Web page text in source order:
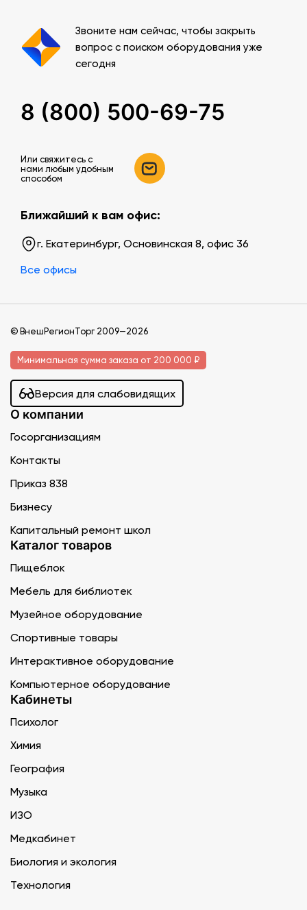
Звоните нам сейчас, чтобы закрыть
вопрос с поиском оборудования уже
сегодня
8 (800) 500-69-75
Или свяжитесь c
нами любым удобным
способом
Ближайший к вам офис:
г. Екатеринбург, Основинская 8, офис 36
Все офисы
© ВнешРегионТорг 2009—2026
Минимальная сумма заказа от 200 000 ₽
Версия для слабовидящих
О компании
Госорганизациям
Контакты
Приказ 838
Бизнесу
Капитальный ремонт школ
Каталог товаров
Пищеблок
Мебель для библиотек
Музейное оборудование
Спортивные товары
Интерактивное оборудование
Компьютерное оборудование
Кабинеты
Психолог
Химия
География
Музыка
ИЗО
Медкабинет
Биология и экология
Технология